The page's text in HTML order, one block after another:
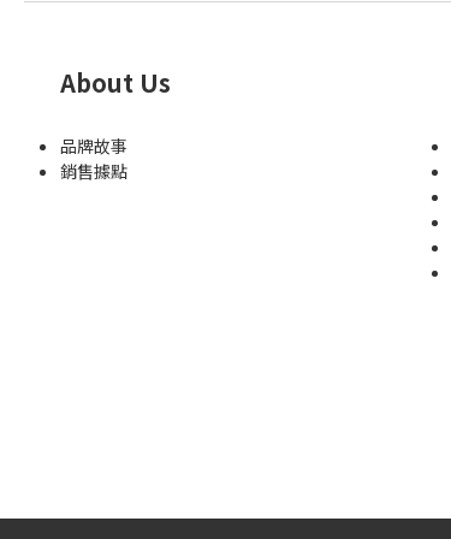
About Us
品牌故事
銷售據點